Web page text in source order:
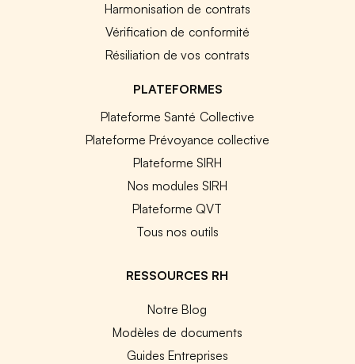
Harmonisation de contrats
Vérification de conformité
Résiliation de vos contrats
PLATEFORMES
Plateforme Santé Collective
Plateforme Prévoyance collective
Plateforme SIRH
Nos modules SIRH
Plateforme QVT
Tous nos outils
RESSOURCES RH
Notre Blog
Modèles de documents
Guides Entreprises